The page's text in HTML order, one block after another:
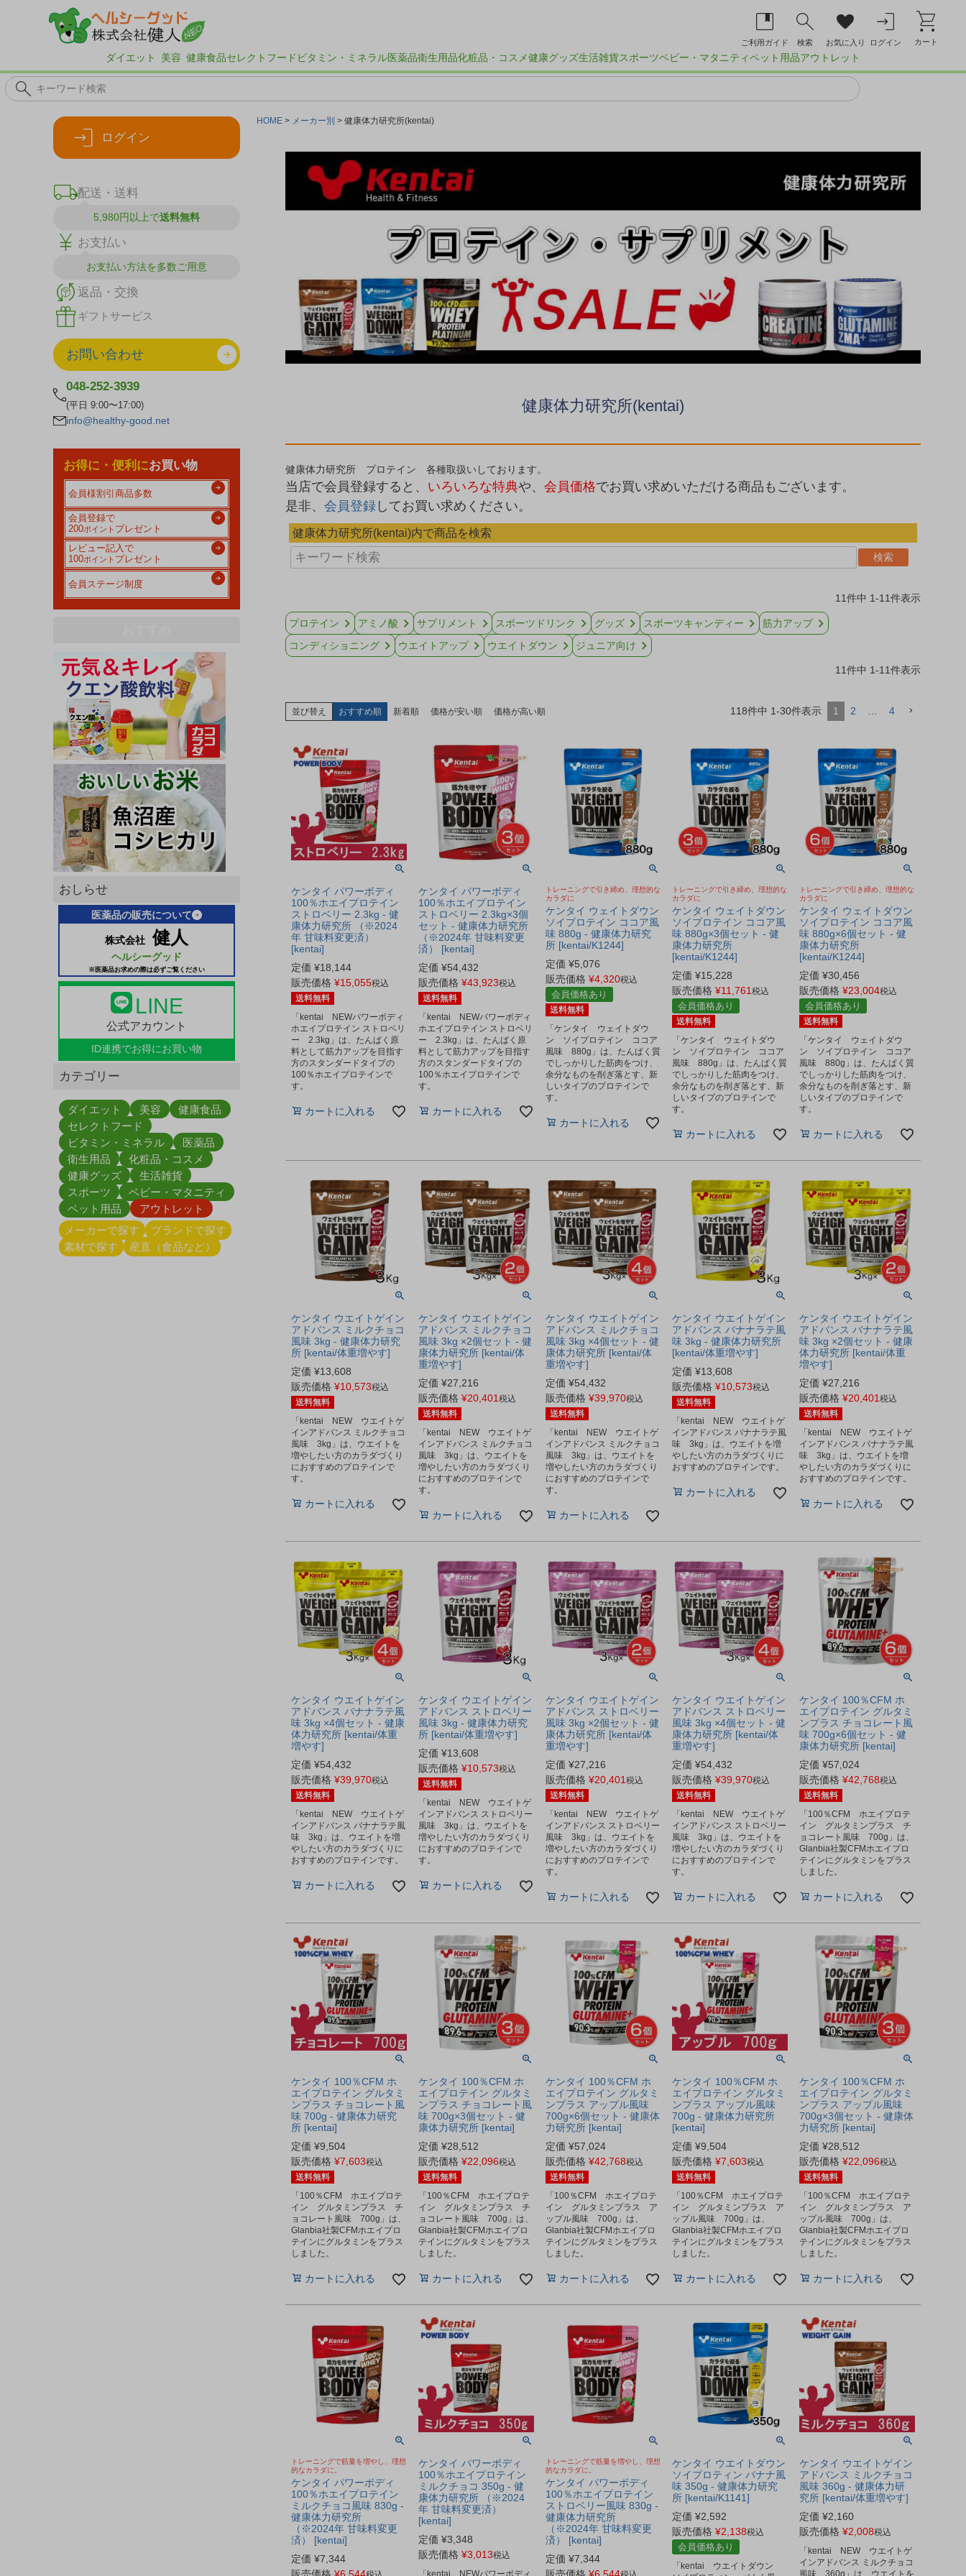
ご利用ガイド 検索 お気に入り ログイン カート
ダイエット 美容 健康食品セレクトフード ビタミン・ミネラル医薬品衛生用品化粧品・コスメ健康グッズ生活雑貨スポーツベビー・マタニティペット用品アウトレット
ログイン
配送・送料
5,980円以上で送料無料
お支払い
お支払い方法を多数ご用意
返品・交換
ギフトサービス
お問い合わせ
048-252-3939
(平日 9:00〜17:00)
info@healthy-good.net
お得に・便利にお買い物
会員様割引商品多数
会員登録で
200ポイント プレゼント
レビュー記入で
100ポイント プレゼント
会員ステージ制度
おしらせ
医薬品の販売について
株式会社 健人
ヘルシーグッド
※医薬品お求めの際は必ずご覧ください
LINE
公式アカウント
ID連携でお得にお買い物
カテゴリー
ダイエット 美容
健康食品
セレクトフード
ビタミン・ミネラル
医薬品
衛生用品
化粧品・コスメ
健康グッズ
生活雑貨
スポーツ
ベビー・マタニティ
ペット用品
アウトレット
メーカーで探す
ブランドで探す
素材で探す
産直（食品など）
HOME メーカー別 健康体力研究所(kentai)
健康体力研究所(kentai)
健康体力研究所 プロテイン 各種取扱いしております。
当店で会員登録すると、 いろいろな特典や、 会員価格でお買い求めいただける商品もございます。
是非、 会員登録 してお買い求めください。
健康体力研究所(kentai)内で商品を検索
検索
11件中 1-11件表示
プロテイン アミノ酸 サプリメント スポーツドリンク グッズ スポーツキャンディー
筋力アップ
コンディショニング
ウエイトアップ ウエイトダウン ジュニア向け
11件中 1-11件表示
並び替え おすすめ順 新着順 価格が安い順 価格が高い順 118件中 1-30件表示 1 2 … 4
ケンタイ パワーボディ
100％ホエイプロテイン
ストロベリー 2.3kg - 健
康体力研究所 （※2024
年 甘味料変更済）
[kentai]
定価 ¥18,144
販売価格 ¥15,055税込
送料無料
「kentai NEWパワーボディ
ホエイプロテイン ストロベリ
ー 2.3kg」は、たんぱく原
料として筋力アップを目指す
方のスタンダードタイプの
100％ホエイプロテインで
す。
カートに入れる
ケンタイ パワーボディ
100％ホエイプロテイン
ストロベリー 2.3kg×3個
セット - 健康体力研究所
（※2024年 甘味料変更
済） [kentai]
定価 ¥54,432
販売価格 ¥43,923税込
送料無料
「kentai NEWパワーボディ
ホエイプロテイン ストロベリ
ー 2.3kg」は、たんぱく原
料として筋力アップを目指す
方のスタンダードタイプの
100％ホエイプロテインで
す。
カートに入れる
トレーニングで引き締め、理想的な
カラダに
ケンタイ ウェイトダウン
ソイプロテイン ココア風
味 880g - 健康体力研究
所 [kentai/K1244]
定価 ¥5,076
販売価格 ¥4,320税込
会員価格あり
送料無料
「ケンタイ ウェイトダウ
ン ソイプロテイン ココア
風味 880g」は、たんぱく質
でしっかりした筋肉をつけ、
余分なものを削ぎ落とす、新
しいタイプのプロテインで
す。
カートに入れる
トレーニングで引き締め、理想的な
カラダに
ケンタイ ウェイトダウン
ソイプロテイン ココア風
味 880g×3個セット - 健
康体力研究所
[kentai/K1244]
定価 ¥15,228
販売価格 ¥11,761税込
会員価格あり
送料無料
「ケンタイ ウェイトダウ
ン ソイプロテイン ココア
風味 880g」は、たんぱく質
でしっかりした筋肉をつけ、
余分なものを削ぎ落とす、新
しいタイプのプロテインで
す。
カートに入れる
トレーニングで引き締め、理想的な
カラダに
ケンタイ ウェイトダウン
ソイプロテイン ココア風
味 880g×6個セット - 健
康体力研究所
[kentai/K1244]
定価 ¥30,456
販売価格 ¥23,004税込
会員価格あり
送料無料
「ケンタイ ウェイトダウ
ン ソイプロテイン ココア
風味 880g」は、たんぱく質
でしっかりした筋肉をつけ、
余分なものを削ぎ落とす、新
しいタイプのプロテインで
す。
カートに入れる
ケンタイ ウエイトゲイン
アドバンス ミルクチョコ
風味 3kg - 健康体力研究
所 [kentai/体重増やす]
定価 ¥13,608
販売価格 ¥10,573税込
送料無料
「kentai NEW ウエイトゲ
インアドバンス ミルクチョコ
風味 3kg」は、ウエイトを
増やしたい方のカラダづくり
におすすめのプロテインで
す。
カートに入れる
ケンタイ ウエイトゲイン
アドバンス ミルクチョコ
風味 3kg ×2個セット - 健
康体力研究所 [kentai/体
重増やす]
定価 ¥27,216
販売価格 ¥20,401税込
送料無料
「kentai NEW ウエイトゲ
インアドバンス ミルクチョコ
風味 3kg」は、ウエイトを
増やしたい方のカラダづくり
におすすめのプロテインで
す。
カートに入れる
ケンタイ ウエイトゲイン
アドバンス ミルクチョコ
風味 3kg ×4個セット - 健
康体力研究所 [kentai/体
重増やす]
定価 ¥54,432
販売価格 ¥39,970税込
送料無料
「kentai NEW ウエイトゲ
インアドバンス ミルクチョコ
風味 3kg」は、ウエイトを
増やしたい方のカラダづくり
におすすめのプロテインで
す。
カートに入れる
ケンタイ ウエイトゲイン
アドバンス バナナラテ風
味 3kg - 健康体力研究所
[kentai/体重増やす]
定価 ¥13,608
販売価格 ¥10,573税込
送料無料
「kentai NEW ウエイトゲ
インアドバンス バナナラテ風
味 3kg」は、ウエイトを増
やしたい方のカラダづくりに
おすすめのプロテインです。
カートに入れる
ケンタイ ウエイトゲイン
アドバンス バナナラテ風
味 3kg ×2個セット - 健康
体力研究所 [kentai/体重
増やす]
定価 ¥27,216
販売価格 ¥20,401税込
送料無料
「kentai NEW ウエイトゲ
インアドバンス バナナラテ風
味 3kg」は、ウエイトを増
やしたい方のカラダづくりに
おすすめのプロテインです。
カートに入れる
ケンタイ ウエイトゲイン
アドバンス バナナラテ風
味 3kg ×4個セット - 健康
体力研究所 [kentai/体重
増やす]
定価 ¥54,432
販売価格 ¥39,970税込
送料無料
「kentai NEW ウエイトゲ
インアドバンス バナナラテ風
味 3kg」は、ウエイトを増
やしたい方のカラダづくりに
おすすめのプロテインです。
カートに入れる
ケンタイ ウエイトゲイン
アドバンス ストロベリー
風味 3kg - 健康体力研究
所 [kentai/体重増やす]
定価 ¥13,608
販売価格 ¥10,573税込
送料無料
「kentai NEW ウエイトゲ
インアドバンス ストロベリー
風味 3kg」は、ウエイトを
増やしたい方のカラダづくり
におすすめのプロテインで
す。
カートに入れる
ケンタイ ウエイトゲイン
アドバンス ストロベリー
風味 3kg ×2個セット - 健
康体力研究所 [kentai/体
重増やす]
定価 ¥27,216
販売価格 ¥20,401税込
送料無料
「kentai NEW ウエイトゲ
インアドバンス ストロベリー
風味 3kg」は、ウエイトを
増やしたい方のカラダづくり
におすすめのプロテインで
す。
カートに入れる
ケンタイ ウエイトゲイン
アドバンス ストロベリー
風味 3kg ×4個セット - 健
康体力研究所 [kentai/体
重増やす]
定価 ¥54,432
販売価格 ¥39,970税込
送料無料
「kentai NEW ウエイトゲ
インアドバンス ストロベリー
風味 3kg」は、ウエイトを
増やしたい方のカラダづくり
におすすめのプロテインで
す。
カートに入れる
ケンタイ 100％CFM ホ
エイプロテイン グルタミ
ンプラス チョコレート風
味 700g×6個セット - 健
康体力研究所 [kentai]
定価 ¥57,024
販売価格 ¥42,768税込
送料無料
「100％CFM ホエイプロテ
イン グルタミンプラス チ
ョコレート風味 700g」は、
Glanbia社製CFMホエイプロ
テインにグルタミンをプラス
しました。
カートに入れる
ケンタイ 100％CFM ホ
エイプロテイン グルタミ
ンプラス チョコレート風
味 700g - 健康体力研究
所 [kentai]
定価 ¥9,504
販売価格 ¥7,603税込
送料無料
「100％CFM ホエイプロテ
イン グルタミンプラス チ
ョコレート風味 700g」は、
Glanbia社製CFMホエイプロ
テインにグルタミンをプラス
しました。
カートに入れる
ケンタイ 100％CFM ホ
エイプロテイン グルタミ
ンプラス チョコレート風
味 700g×3個セット - 健
康体力研究所 [kentai]
定価 ¥28,512
販売価格 ¥22,096税込
送料無料
「100％CFM ホエイプロテ
イン グルタミンプラス チ
ョコレート風味 700g」は、
Glanbia社製CFMホエイプロ
テインにグルタミンをプラス
しました。
カートに入れる
ケンタイ 100％CFM ホ
エイプロテイン グルタミ
ンプラス アップル風味
700g×6個セット - 健康体
力研究所 [kentai]
定価 ¥57,024
販売価格 ¥42,768税込
送料無料
「100％CFM ホエイプロテ
イン グルタミンプラス ア
ップル風味 700g」は、
Glanbia社製CFMホエイプロ
テインにグルタミンをプラス
しました。
カートに入れる
ケンタイ 100％CFM ホ
エイプロテイン グルタミ
ンプラス アップル風味
700g - 健康体力研究所
[kentai]
定価 ¥9,504
販売価格 ¥7,603税込
送料無料
「100％CFM ホエイプロテ
イン グルタミンプラス ア
ップル風味 700g」は、
Glanbia社製CFMホエイプロ
テインにグルタミンをプラス
しました。
カートに入れる
ケンタイ 100％CFM ホ
エイプロテイン グルタミ
ンプラス アップル風味
700g×3個セット - 健康体
力研究所 [kentai]
定価 ¥28,512
販売価格 ¥22,096税込
送料無料
「100％CFM ホエイプロテ
イン グルタミンプラス ア
ップル風味 700g」は、
Glanbia社製CFMホエイプロ
テインにグルタミンをプラス
しました。
カートに入れる
トレーニングで筋量を増やし、理想
的なカラダに。
ケンタイ パワーボディ
100％ホエイプロテイン
ミルクチョコ風味 830g -
健康体力研究所
（※2024年 甘味料変更
済） [kentai]
定価 ¥7,344
販売価格 ¥6,544
ケンタイ パワーボディ
100％ホエイプロテイン
ミルクチョコ 350g - 健
康体力研究所 （※2024
年 甘味料変更済）
[kentai]
定価 ¥3,348
販売価格 ¥3,013税込
「kentai NEWパワーボディ
トレーニングで筋量を増やし、理想
的なカラダに。
ケンタイ パワーボディ
100％ホエイプロテイン
ストロベリー風味 830g -
健康体力研究所
（※2024年 甘味料変更
済） [kentai]
定価 ¥7,344
販売価格 ¥6,544
ケンタイ ウエイトダウン
ソイプロティン バナナ風
味 350g - 健康体力研究
所 [kentai/K1141]
定価 ¥2,592
販売価格 ¥2,138税込
会員価格あり
「kentai ウエイトダウン
ケンタイ ウエイトゲイン
アドバンス ミルクチョコ
風味 360g - 健康体力研
究所 [kentai/体重増やす]
定価 ¥2,160
販売価格 ¥2,008税込
「kentai NEW ウエイトゲ
インアドバンス ミルクチョコ
風味 360g」は、ウエイトを